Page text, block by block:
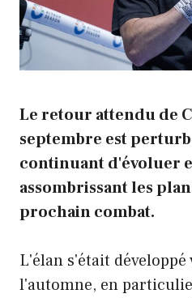
Le retour attendu de
septembre est
continuant d'évoluer
assombrissant les
prochain combat.
L'élan s'était
l'automne, en